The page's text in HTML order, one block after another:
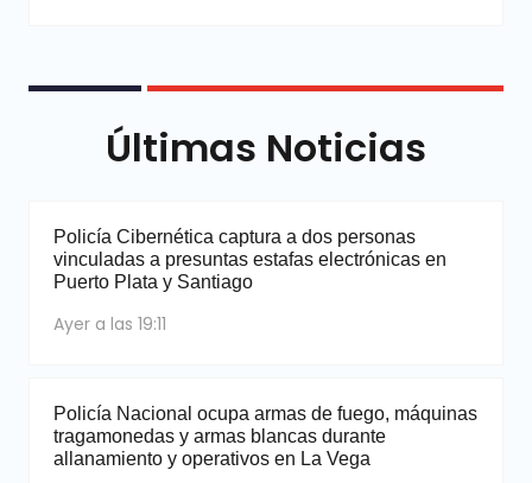
Últimas Noticias
Policía Cibernética captura a dos personas
vinculadas a presuntas estafas electrónicas en
Puerto Plata y Santiago
Ayer a las 19:11
Policía Nacional ocupa armas de fuego, máquinas
tragamonedas y armas blancas durante
allanamiento y operativos en La Vega